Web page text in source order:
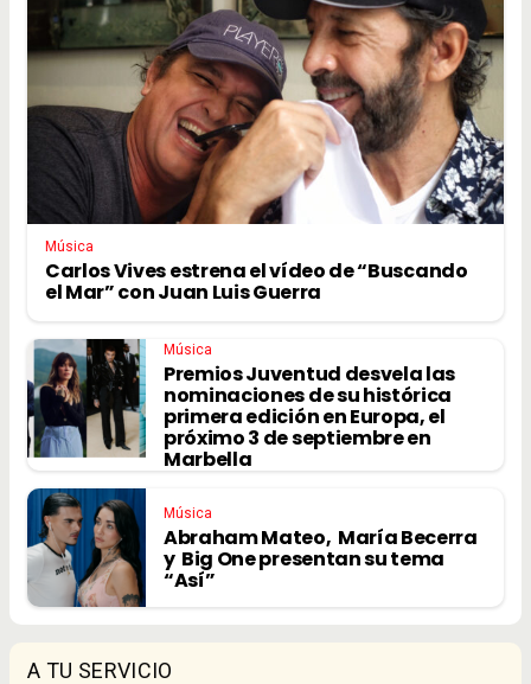
Música
Carlos Vives estrena el vídeo de “Buscando
el Mar” con Juan Luis Guerra
Música
Premios Juventud desvela las
nominaciones de su histórica
primera edición en Europa, el
próximo 3 de septiembre en
Marbella
Música
Abraham Mateo, María Becerra
y Big One presentan su tema
“Así”
A TU SERVICIO